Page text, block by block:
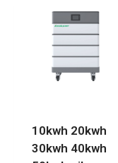
10kwh 20kwh
30kwh 40kwh